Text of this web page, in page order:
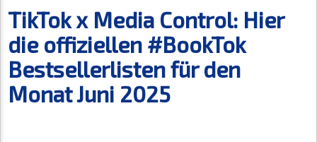
TikTok x Media Control: Hier
die offiziellen #BookTok
Bestsellerlisten für den
Monat Juni 2025